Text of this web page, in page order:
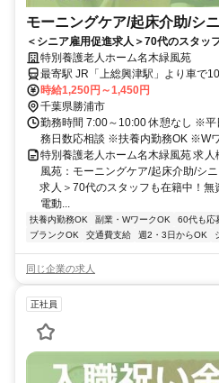
モーニングケア/起床介助/シ
＜シニア雇用促進求人＞70代のスタ
負担軽減のため電動ベッド導入で身体
駅、特養、モーニングケア/食事配膳（
特別養護老人ホーム名木緑風苑
最寄駅 JR「上総興津駅」より車で
時給1,250円～1,450円
千葉県勝浦市
勤務時間 7:00～10:00 休憩なし ※
務日数応相談 ※扶養内勤務OK ※W
特別養護老人ホーム名木緑風苑 求
風苑：モーニングケア/起床介助/シ
求人＞70代のスタッフも在籍中！
電動...
扶養内勤務OK 副業・WワークOK 60代も応
ブランクOK
交通費支給 週2・3日からOK
同じ企業の求人
正社員